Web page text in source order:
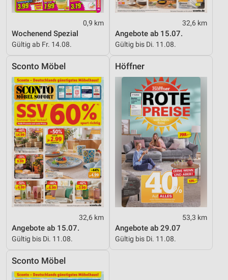
0,9 km
Wochenend Spezial
Gültig ab Fr. 14.08.
32,6 km
Angebote ab 15.07.
Gültig bis Di. 11.08.
Sconto Möbel
32,6 km
Angebote ab 15.07.
Gültig bis Di. 11.08.
Höffner
53,3 km
Angebote ab 29.07
Gültig bis Di. 11.08.
Sconto Möbel